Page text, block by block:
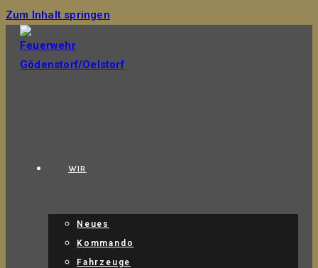
Zum Inhalt springen
WIR
Neues
Kommando
Fahrzeuge